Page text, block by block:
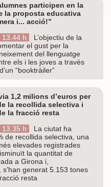
participen en la
la proposta educativa
i... acció!”
13.44 h
L’objectiu de la
el gust per la
del llenguatge
els i les joves a través
“booktràiler”
1,2 milions d’euros per
la recollida selectiva i
la fracció resta
13.35 h
La ciutat ha
de recollida selectiva, una
elevades registrades
la quantitat de
a Girona i,
s’han generat 5.153 tones
resta